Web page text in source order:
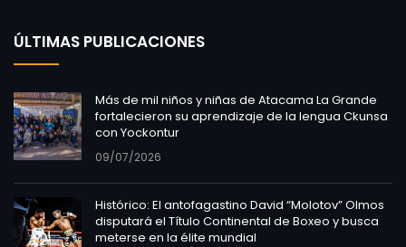
ÚLTIMAS PUBLICACIONES
Más de mil niños y niñas de Atacama La Grande
fortalecieron su aprendizaje de la lengua Ckunsa
con Yockontur
09/07/2026
Histórico: El antofagastino David “Molotov” Olmos
disputará el Título Continental de Boxeo y busca
meterse en la élite mundial